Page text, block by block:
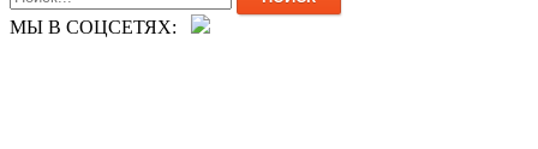
МЫ В СОЦСЕТЯХ: